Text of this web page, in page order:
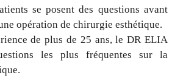
se posent des questions avant
opération de chirurgie esthétique.
de plus de 25 ans, le DR ELIA
les plus fréquentes sur la